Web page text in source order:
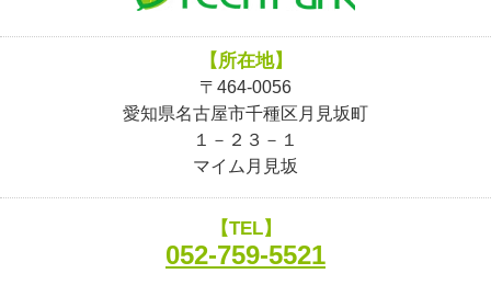
【所在地】
〒464-0056
愛知県名古屋市千種区月見坂町
１－２３－１
マイム月見坂
【TEL】
052-759-5521